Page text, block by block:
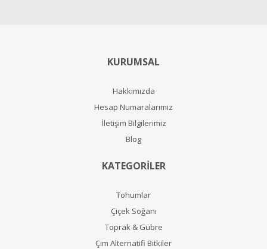
KURUMSAL
Hakkımızda
Hesap Numaralarımız
İletişim Bilgilerimiz
Blog
KATEGORİLER
Tohumlar
Çiçek Soğanı
Toprak & Gübre
Çim Alternatifi Bitkiler